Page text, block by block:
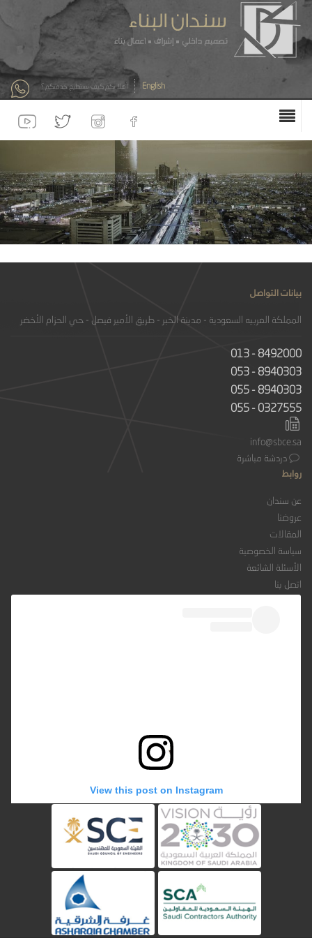
English أهلا بكم كيف نستطيع خدمتكم ؟
بيانات التواصل
المملكة العربيه السعودية - مدينة الخبر - طريق الأمير فيصل - حي الحزام الأخضر
013 - 8492000
053 - 8940303
055 - 8940303
055 - 0327555
info@sbce.sa
دردشة مباشرة
روابط
عن سندان
عروضنا
المقالات
سياسة الخصوصية
الأسئلة الشائعة
اتصل بنا
View this post on Instagram